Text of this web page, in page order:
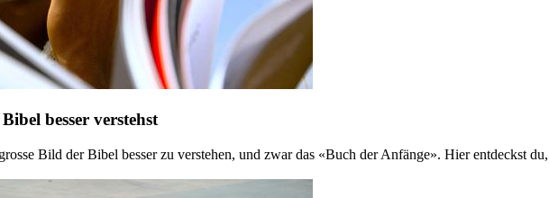
besser verstehst
Bild der Bibel besser zu verstehen, und zwar das «Buch der Anfänge». Hier entdeckst